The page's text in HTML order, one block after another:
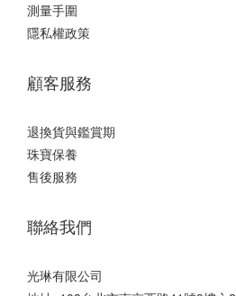
測量手圍
隱私權政策
顧客服務
退換貨與鑑賞期
珠寶保養
售後服務
聯絡我們
光琳有限公司